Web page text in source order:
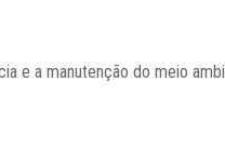
e a manutenção do meio